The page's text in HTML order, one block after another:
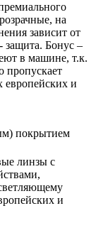
на
зависит от
защита. Бонус –
в машине, т.к.
пропускает
европейских и
покрытием
линзы с
и